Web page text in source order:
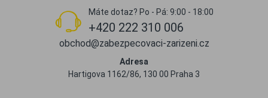
Máte dotaz? Po - Pá: 9:00 - 18:00
+420 222 310 006
obchod@zabezpecovaci-zarizeni.cz
Adresa
Hartigova 1162/86, 130 00 Praha 3